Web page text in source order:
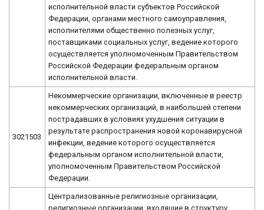
исполнительной власти субъектов Российской
Федерации, органами местного самоуправления,
исполнителями общественно полезных услуг,
поставщиками социальных услуг, ведение которого
осуществляется уполномоченным Правительством
Российской Федерации федеральным органом
исполнительной власти.
3021503
Некоммерческие организации, включенные в реестр
некоммерческих организаций, в наибольшей степени
пострадавших в условиях ухудшения ситуации в
результате распространения новой коронавирусной
инфекции, ведение которого осуществляется
федеральным органом исполнительной власти,
уполномоченным Правительством Российской
Федерации.
Централизованные религиозные организации,
религиозные организации, входящие в структуру